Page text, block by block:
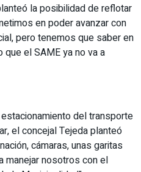
la posibilidad de reflotar
en poder avanzar con
pero tenemos que saber en
el SAME ya no va a
del transporte
el concejal Tejeda planteó
cámaras, unas garitas
manejar nosotros con el